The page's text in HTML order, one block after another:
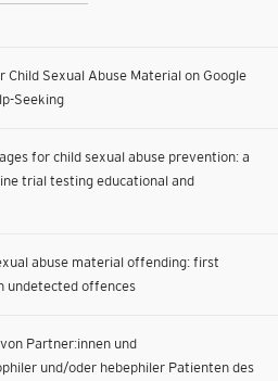
Child Sexual Abuse Material on Google
Seeking
for child sexual abuse prevention: a
trial testing educational and
abuse material offending: first
undetected offences
Partner:innen und
und/oder hebephiler Patienten des